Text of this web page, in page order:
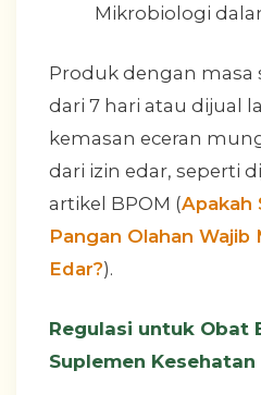
Mikrobiologi
Produk dengan masa
dari 7 hari atau dijual
kemasan eceran
dari izin edar, seperti
artikel BPOM (Apakah
Pangan Olahan Wajib
Edar?).
Regulasi untuk Obat
Suplemen Kesehatan